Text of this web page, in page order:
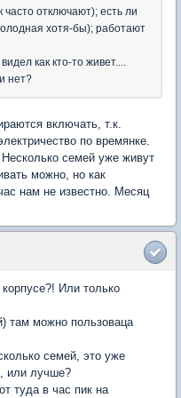
часто отключают); есть ли
хотя-бы); работают
как кто-то живет....
нет?
включать, т.к.
по времянке.
семей уже живут
можно, но как
нам не известно. Месяц
Или только
там можно пользоваца
семей, это уже
или лучше?
туда в час пик на